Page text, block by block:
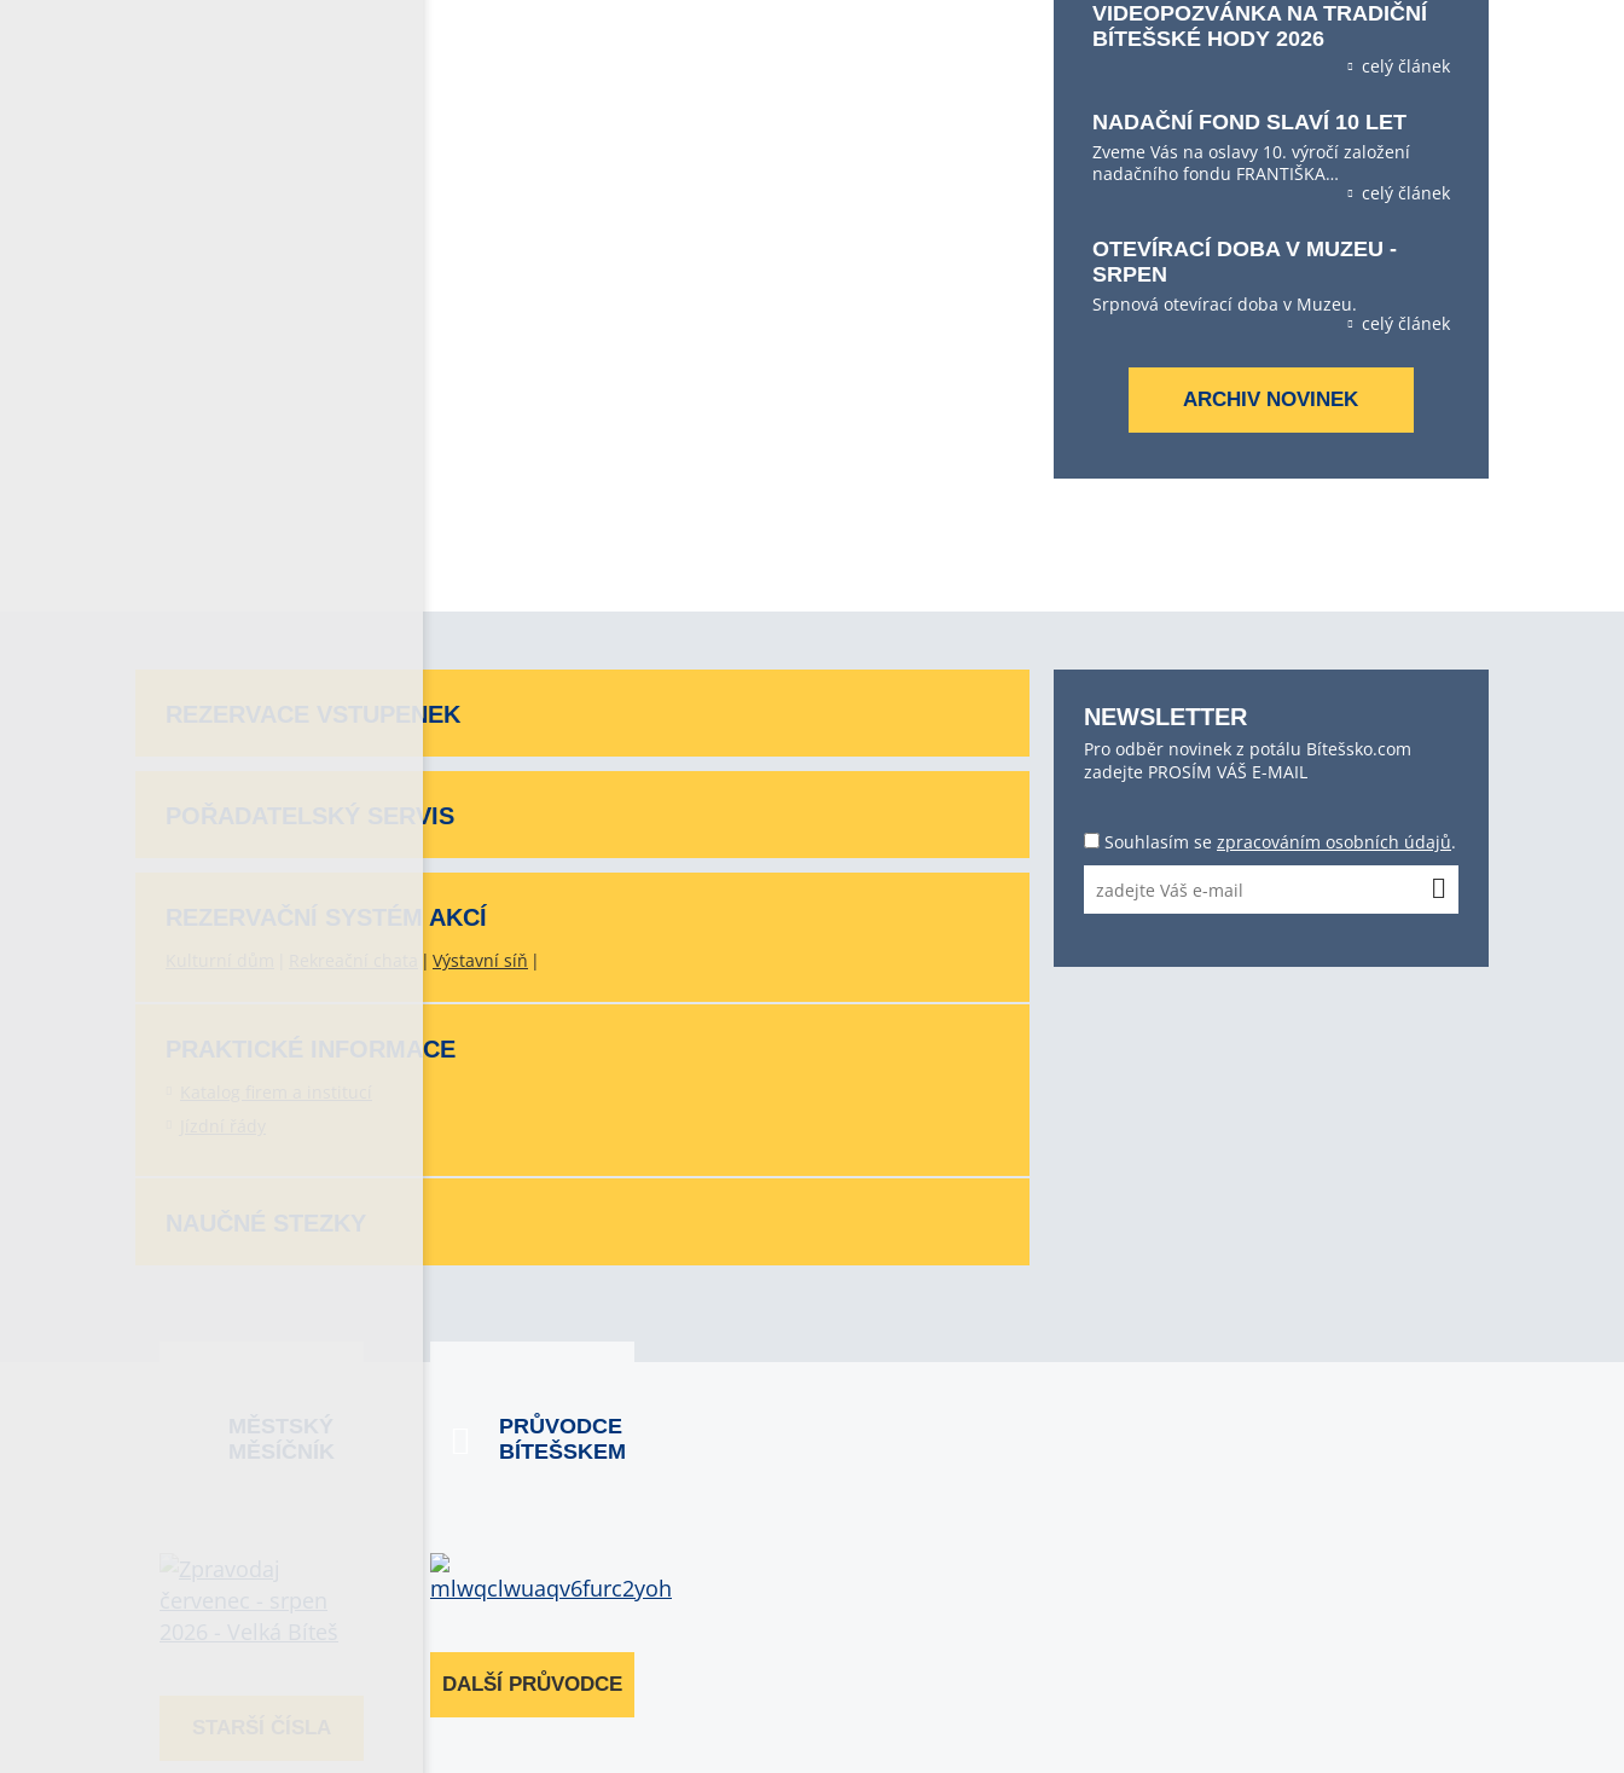
VIDEOPOZVÁNKA NA TRADIČNÍ
BÍTEŠSKÉ HODY 2026
celý článek
NADAČNÍ FOND SLAVÍ 10 LET
Zveme Vás na oslavy 10. výročí založení
nadačního fondu FRANTIŠKA…
celý článek
OTEVÍRACÍ DOBA V MUZEU -
SRPEN
Srpnová otevírací doba v Muzeu.
celý článek
ARCHIV NOVINEK
REZERVACE VSTUPENEK
POŘADATELSKÝ SERVIS
REZERVAČNÍ SYSTÉM AKCÍ
Výstavní síň
PRAKTICKÉ INFORMACE
NEWSLETTER
Pro odběr novinek z potálu Bítešsko.com
zadejte PROSÍM VÁŠ E-MAIL
Souhlasím se zpracováním osobních údajů.
PRŮVODCE
BÍTEŠSKEM
DALŠÍ PRŮVODCE